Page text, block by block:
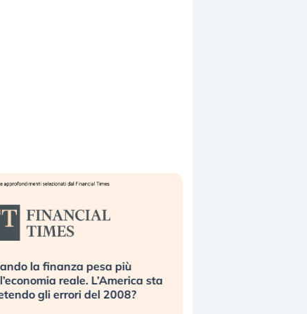
la finanza pesa più
reale. L’America sta
gli errori del 2008?